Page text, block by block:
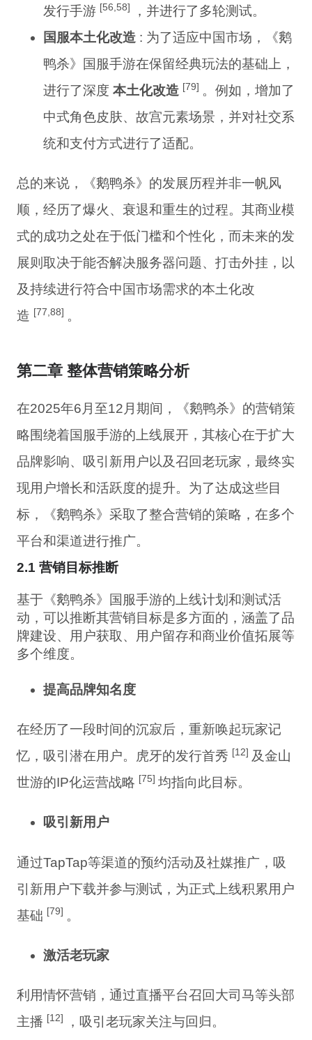
发行手游 [56,58]
，并进行了多轮测试。
国服本土化改造 : 为了适应中国市场，《鹅
鸭杀》国服手游在保留经典玩法的基础上，
进行了深度本土化改造 [79] 。例如，增加了
中式角色皮肤、故宫元素场景，并对社交系
统和支付方式进行了适配。
总的来说，《鹅鸭杀》的发展历程并非一帆风
顺，经历了爆火、衰退和重生的过程。其商业模
式的成功之处在于低门槛和个性化，而未来的发
展则取决于能否解决服务器问题、打击外挂，以
及持续进行符合中国市场需求的本土化改
造 [77,88] 。
第二章 整体营销策略分析
在2025年6月至12月期间，《鹅鸭杀》的营销策
略围绕着国服手游的上线展开，其核心在于扩大
品牌影响、吸引新用户以及召回老玩家，最终实
现用户增长和活跃度的提升。为了达成这些目
标，《鹅鸭杀》采取了整合营销的策略，在多个
平台和渠道进行推广。
2.1 营销目标推断
基于《鹅鸭杀》国服手游的上线计划和测试活
动，可以推断其营销目标是多方面的，涵盖了品
牌建设、用户获取、用户留存和商业价值拓展等
多个维度。
提高品牌知名度
在经历了一段时间的沉寂后，重新唤起玩家记
忆，吸引潜在用户。虎牙的发行首秀 [12] 及金山
世游的IP化运营战略 [75] 均指向此目标。
吸引新用户
通过TapTap等渠道的预约活动及社媒推广，吸
引新用户下载并参与测试，为正式上线积累用户
基础 [79] 。
激活老玩家
利用情怀营销，通过直播平台召回大司马等头部
主播 [12] ，吸引老玩家关注与回归。